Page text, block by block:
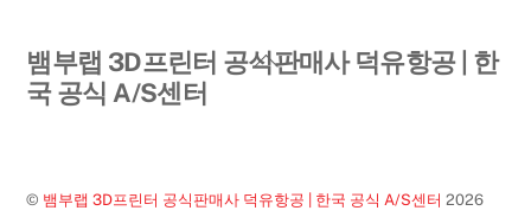
Back
뱀부랩 3D프린터 공식판매사 덕유항공 | 한
국 공식 A/S센터
© 뱀부랩 3D프린터 공식판매사 덕유항공 | 한국 공식 A/S센터 2026